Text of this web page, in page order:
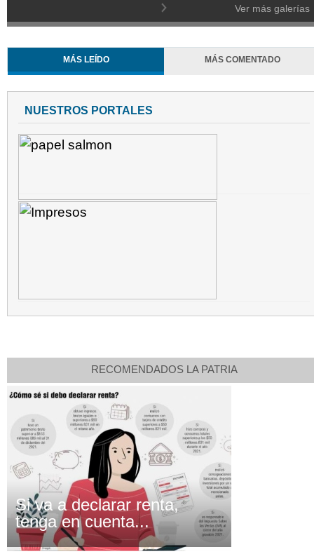
Ver más galerías
MÁS LEÍDO MÁS COMENTADO
NUESTROS PORTALES
RECOMENDADOS LA PATRIA
Si va a declarar renta,
tenga en cuenta...